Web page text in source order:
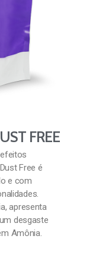
FREE
Free é
e com
apresenta
desgaste
Amônia.